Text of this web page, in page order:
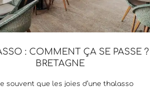
: COMMENT ÇA SE PASSE ?
BRETAGNE
souvent que les joies d’une thalasso